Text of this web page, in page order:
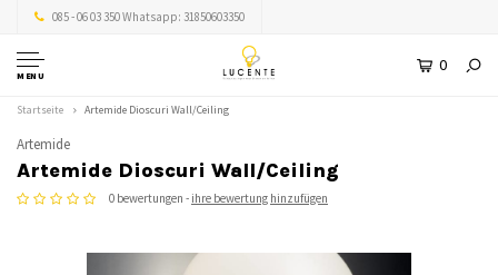
085 - 06 03 350 Whatsapp: 31850603350
MENU
0
Startseite Artemide Dioscuri Wall/Ceiling
Artemide
Artemide Dioscuri Wall/Ceiling
0 bewertungen - ihre bewertung hinzufügen